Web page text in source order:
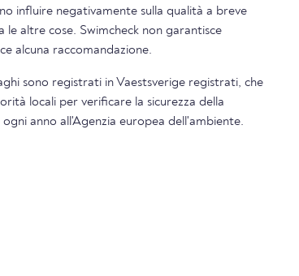
influire negativamente sulla qualità a breve
altre cose. Swimcheck non garantisce
alcuna raccomandazione.
sono registrati in Vaestsverige registrati, che
locali per verificare la sicurezza della
anno all'Agenzia europea dell'ambiente.